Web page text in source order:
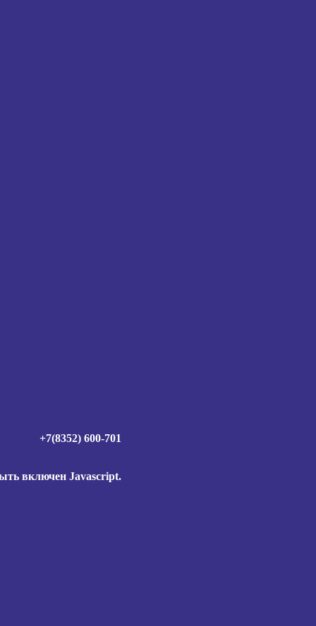
+7(8352) 600-701
включен Javascript.